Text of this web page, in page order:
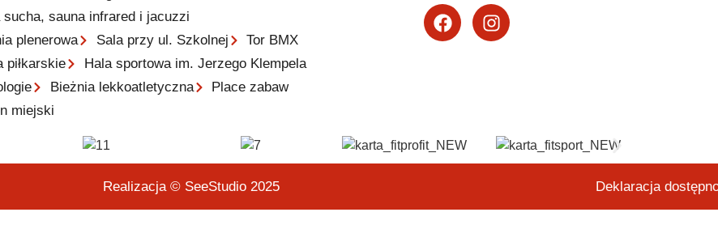
sucha, sauna infrared i jacuzzi
plenerowa
Sala przy ul. Szkolnej
Tor BMX
piłkarskie
Hala sportowa im. Jerzego Klempela
Bieżnia lekkoatletyczna
Place zabaw
miejski
Realizacja © SeeStudio 2025 Deklaracja